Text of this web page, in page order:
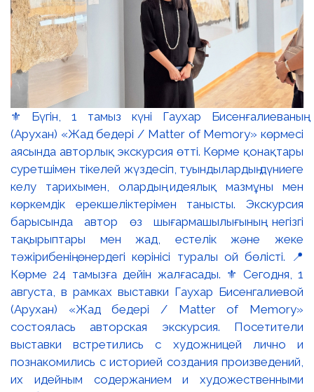
⚜️ Бүгін, 1 тамыз күні Гаухар Бисенғалиеваның
(Арухан) «Жад бедері / Matter of Memory» көрмесі
аясында авторлық экскурсия өтті. Көрме қонақтары
суретшімен тікелей жүздесіп, туындылардың дүниеге
келу тарихымен, олардың идеялық мазмұны мен
көркемдік ерекшеліктерімен танысты. Экскурсия
барысында автор өз шығармашылығының негізгі
тақырыптары мен жад, естелік және жеке
тәжірибенің өнердегі көрінісі туралы ой бөлісті. 📍
Көрме 24 тамызға дейін жалғасады. ⚜️ Сегодня, 1
августа, в рамках выставки Гаухар Бисенгалиевой
(Арухан) «Жад бедері / Matter of Memory»
состоялась авторская экскурсия. Посетители
выставки встретились с художницей лично и
познакомились с историей создания произведений,
их идейным содержанием и художественными